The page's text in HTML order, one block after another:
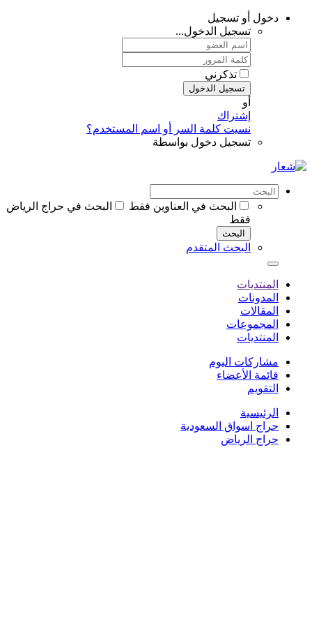
دخول أو تسجيل
تسجيل الدخول...
تذكرني
تسجيل الدخول
أو
إشتراك
نسيت كلمة السر أو اسم المستخدم؟
تسجيل دخول بواسطة
البحث في العناوين فقط
البحث في حراج الرياض
فقط
البحث
البحث المتقدم
المنتديات
المدونات
المقالات
المجموعات
المنتديات
مشاركات اليوم
قائمة الأعضاء
التقويم
الرئيسية
حراج اسواق السعودية
حراج الرياض